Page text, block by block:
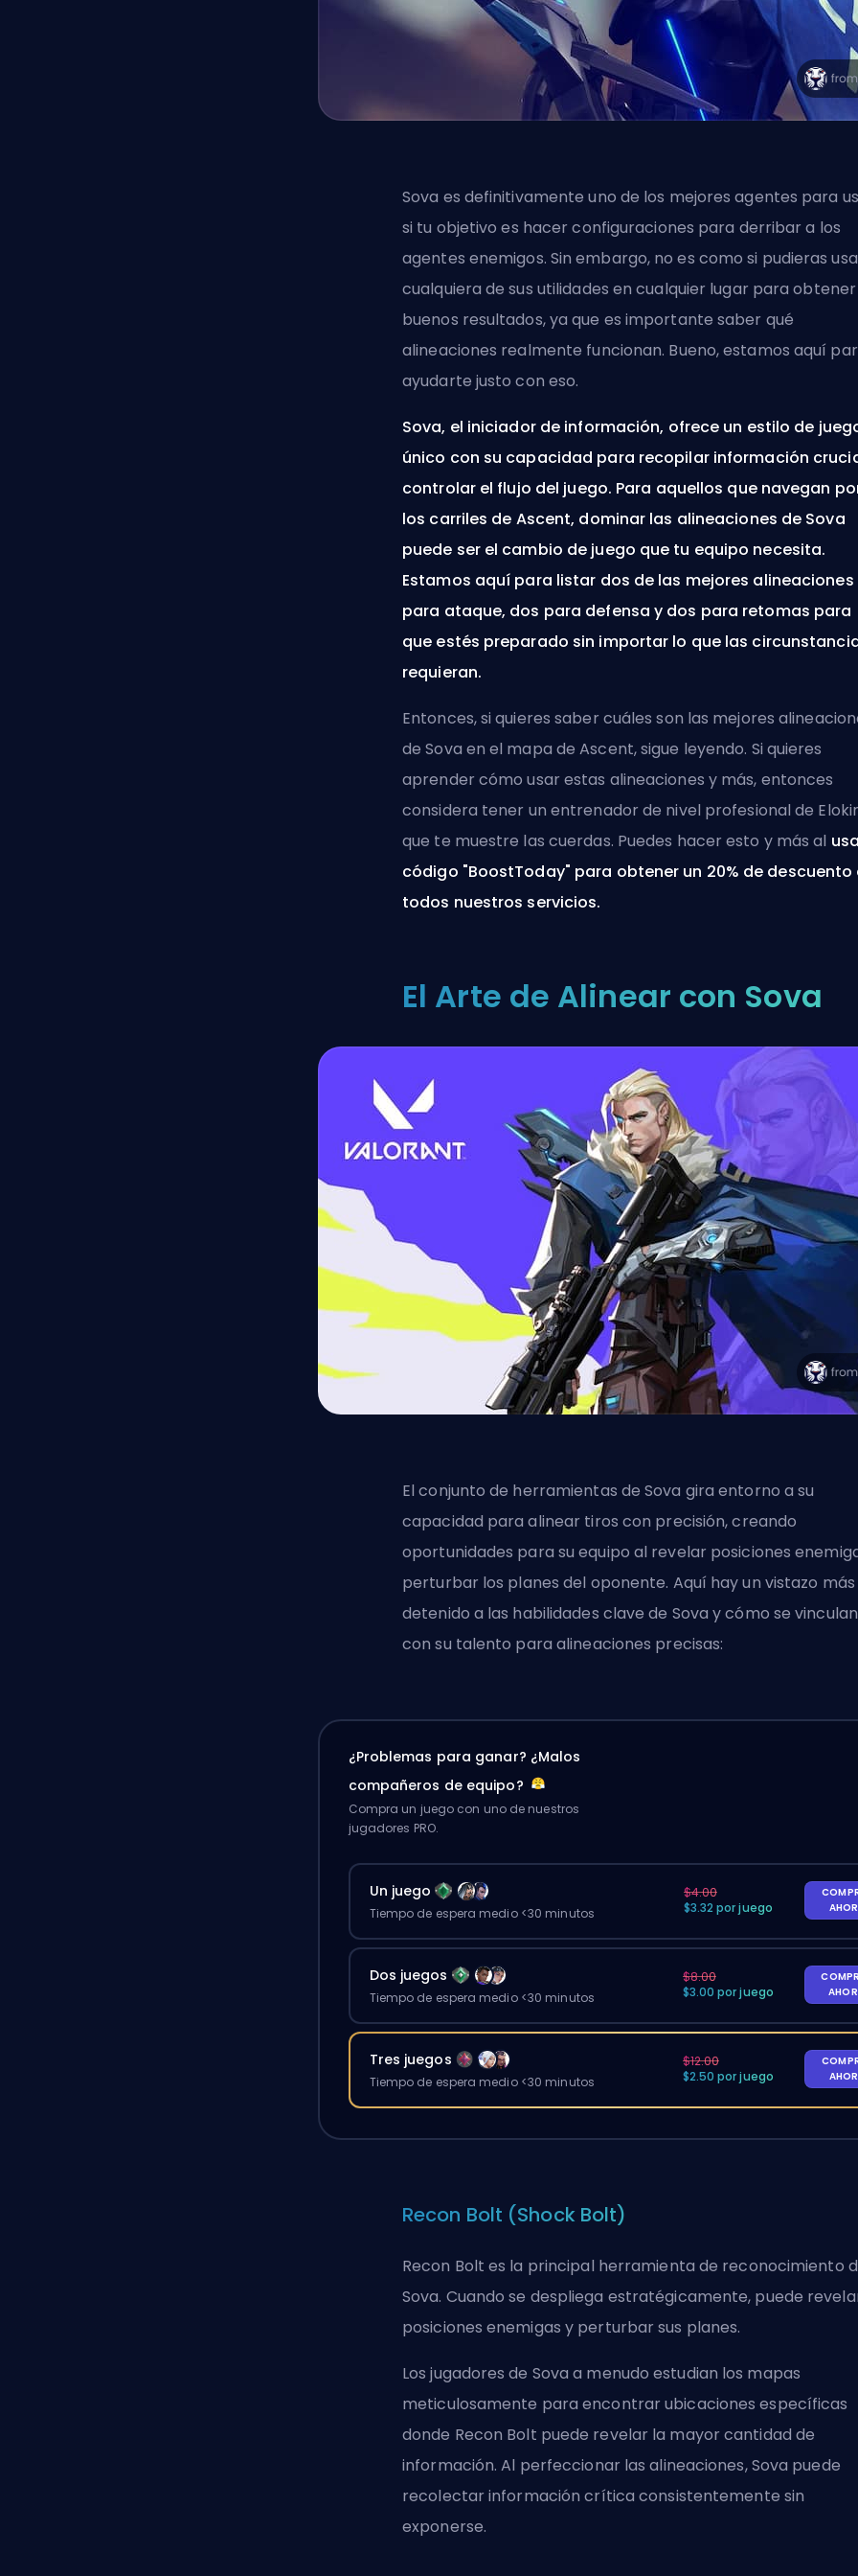
Sova es definitivamente uno de los mejoresagentes para
si tu objetivo es hacer configuraciones para derribar a los
agentes enemigos. Sin embargo, no es como si pudieras
cualquiera de sus utilidades en cualquier lugar para obtener
buenos resultados, ya que es importante saber qué
alineaciones realmente funcionan. Bueno, estamos aquí
ayudarte justo con eso.
Sova, el iniciador de información, ofrece un estilo de
único con su capacidad para recopilar información
controlar el flujo del juego. Para aquellos que navegan
los carriles de Ascent, dominar las alineaciones de Sova
puede ser el cambio de juego que tu equipo necesita.
Estamos aquí para listar dos de las mejores alineaciones
para ataque, dos para defensa y dos para retomas para
que estés preparado sin importar lo que las
requieran.
Entonces, si quieres saber cuáles son las mejores
de Sova en el mapa de Ascent, sigue leyendo. Si quieres
aprender cómo usar estas alineaciones y más, entonces
considera tener un entrenador de nivel profesional de
que te muestre las cuerdas. Puedes hacer esto y más al
código "BoostToday" para obtener un 20% de descuento
todos nuestros servicios.
El Arte de Alinear con Sova
El conjunto de herramientas de Sova gira entorno a su
capacidad para alinear tiros con precisión, creando
oportunidades para su equipo al revelar posiciones
perturbar los planes del oponente. Aquí hay un vistazo más
detenido a las habilidades clave de Sova y cómo se vinculan
con su talento para alineaciones precisas:
¿Problemas para ganar? ¿Malos
compañeros de equipo?
Compra un juego con uno de nuestros
jugadores PRO.
Un juego
Tiempo de espera medio <30 minutos
$4.00
$3.32 por juego
Dos juegos
Tiempo de espera medio <30 minutos
$8.00
$3.00 por juego
Tres juegos
Tiempo de espera medio <30 minutos
$12.00
$2.50 por juego
Recon Bolt (Shock Bolt)
Recon Bolt es la principal herramienta de reconocimiento
Sova. Cuando se despliega estratégicamente, puede
posiciones enemigas y perturbar sus planes.
Los jugadores de Sova a menudo estudian los mapas
meticulosamente para encontrar ubicaciones específicas
donde Recon Bolt puede revelar la mayor cantidad de
información. Al perfeccionar las alineaciones, Sova puede
recolectar información crítica consistentemente sin
exponerse.